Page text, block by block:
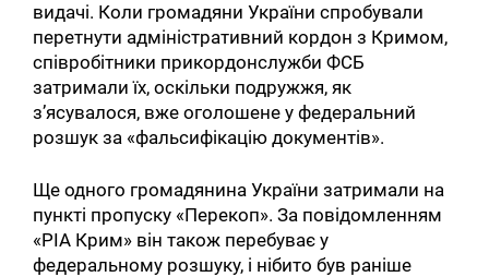
видачі. Коли громадяни України спробували
перетнути адміністративний кордон з Кримом,
співробітники прикордонслужби ФСБ
затримали їх, оскільки подружжя, як
з’ясувалося, вже оголошене у федеральний
розшук за «фальсифікацію документів».
Ще одного громадянина України затримали на
пункті пропуску «Перекоп». За повідомленням
«РІА Крим» він також перебуває у
федеральному розшуку, і нібито був раніше